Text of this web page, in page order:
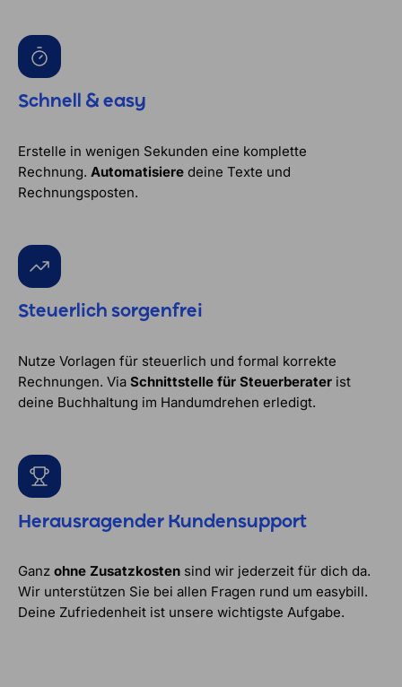
Schnell & easy
Erstelle in wenigen Sekunden eine komplette
Rechnung. Automatisiere deine Texte und
Rechnungsposten.
Steuerlich sorgenfrei
Nutze Vorlagen für steuerlich und formal korrekte
Rechnungen. Via Schnittstelle für Steuerberater ist
deine Buchhaltung im Handumdrehen erledigt.
Herausragender Kundensupport
Ganz ohne Zusatzkosten sind wir jederzeit für dich da.
Wir unterstützen Sie bei allen Fragen rund um easybill.
Deine Zufriedenheit ist unsere wichtigste Aufgabe.